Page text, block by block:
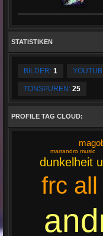
STATISTIKEN
BILDER: 1
TONSPUREN: 25
PROFILE TAG CLOUD:
frc
dunkelheit
marrandro music